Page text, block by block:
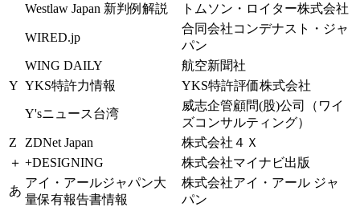
Westlaw Japan 新判例解説
トムソン・ロイター株式会社
WIRED.jp
合同会社コンデナスト・ジャ
パン
WING DAILY
航空新聞社
Y YKS特許力情報 YKS特許評価株式会社
Y'sニュース台湾
威志企管顧問(股)公司（ワイ
ズコンサルティング）
Z
ZDNet Japan
株式会社４Ｘ
＋ +DESIGNING 株式会社マイナビ出版
あ
アイ・アールジャパン大
量保有報告書情報
株式会社アイ・アール ジャ
パン